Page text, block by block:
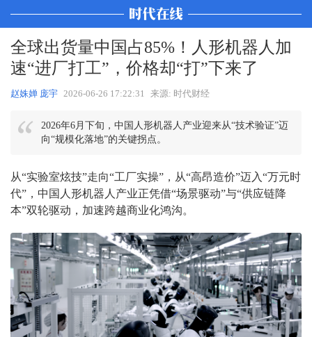
全球出货量中国占85%！人形机器人加
速“进厂打工”，价格却“打”下来了
赵姝婵 庞宇 2026-06-26 17:22:31 来源: 时代财经
2026年6月下旬，中国人形机器人产业迎来从“技术验证”迈
向“规模化落地”的关键拐点。
从“实验室炫技”走向“工厂实操”，从“高昂造价”迈入“万元时
代”，中国人形机器人产业正凭借“场景驱动”与“供应链降
本”双轮驱动，加速跨越商业化鸿沟。